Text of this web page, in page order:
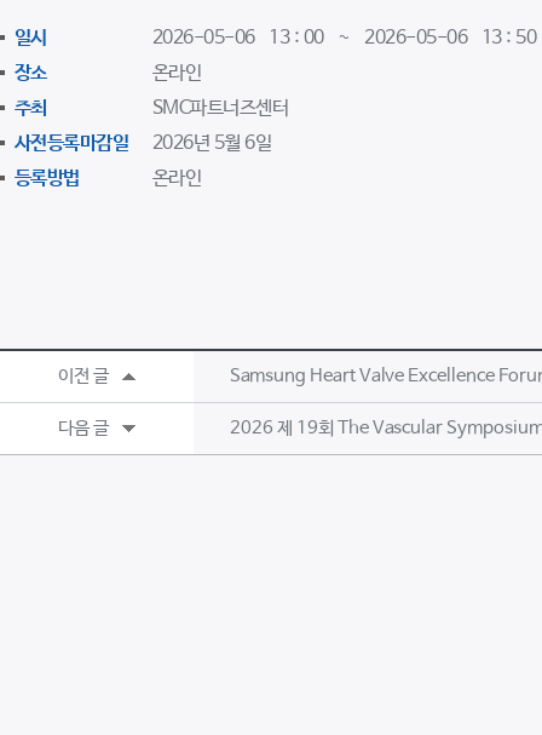
일시
2026-05-06 13 : 00 ~ 2026-05-06 13 : 50
장소
온라인
주최
SMC파트너즈센터
사전등록마감일
2026년 5월 6일
등록방법
온라인
이전 글 Samsung Heart Valve Excellence
다음 글 2026 제 19회 The Vascular